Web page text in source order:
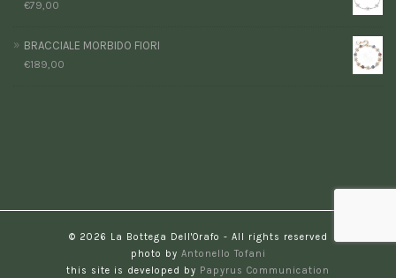
€79,00
BRACCIALE MORBIDO FIORI
€189,00
© 2026 La Bottega Dell'Orafo - All rights reserved
photo by Antonello Tofani
this site is developed by Papyrus Communication